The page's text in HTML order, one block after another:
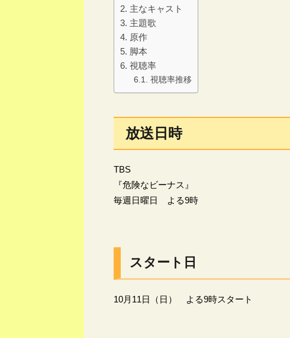
主なキャスト
主題歌
原作
脚本
視聴率
視聴率推移
放送日時
TBS
『危険なビーナス』
毎週日曜日 よる9時
スタート日
10月11日（日） よる9時スタート